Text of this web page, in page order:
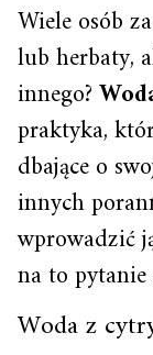
Wiele osób
lub herbaty,
innego?
praktyka,
dbające o
innych
wprowadzić
na to
Woda z